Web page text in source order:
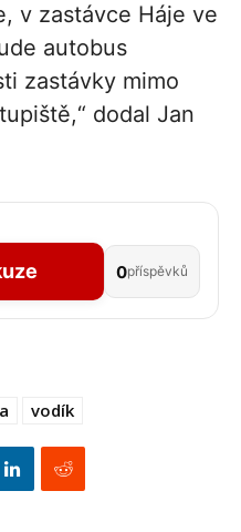
v zastávce Háje ve
autobus
zastávky mimo
dodal Jan
0příspěvků
vodík